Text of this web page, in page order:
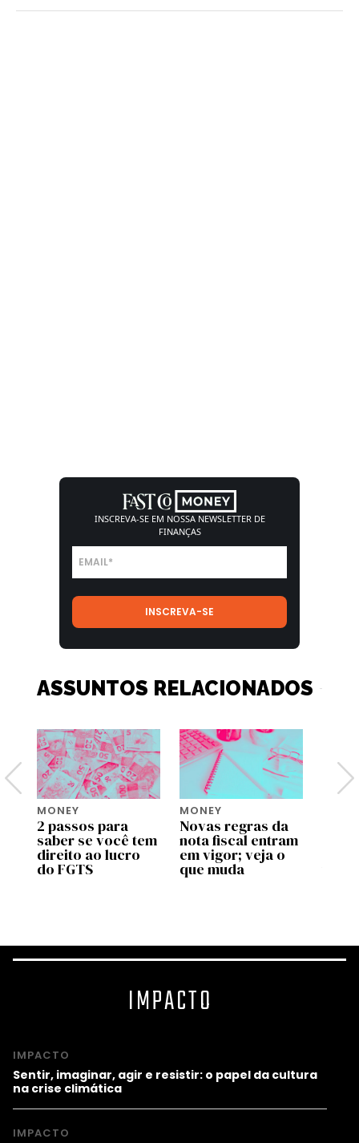
INSCREVA-SE EM NOSSA NEWSLETTER DE
FINANÇAS
ASSUNTOS RELACIONADOS
MONEY
2 passos para
saber se você tem
direito ao lucro
do FGTS
MONEY
Novas regras da
nota fiscal entram
em vigor; veja o
que muda
IMPACTO
IMPACTO
Sentir, imaginar, agir e resistir: o papel da cultura
na crise climática
IMPACTO